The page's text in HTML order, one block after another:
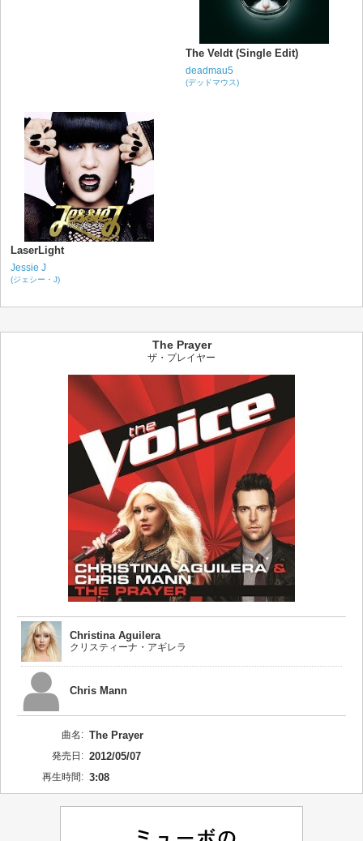
The Veldt (Single Edit)
deadmau5
(デッドマウス)
LaserLight
Jessie J
(ジェシー・J)
The Prayer
ザ・プレイヤー
Christina Aguilera
クリスティーナ・アギレラ
Chris Mann
曲名: The Prayer
発売日: 2012/05/07
再生時間: 3:08